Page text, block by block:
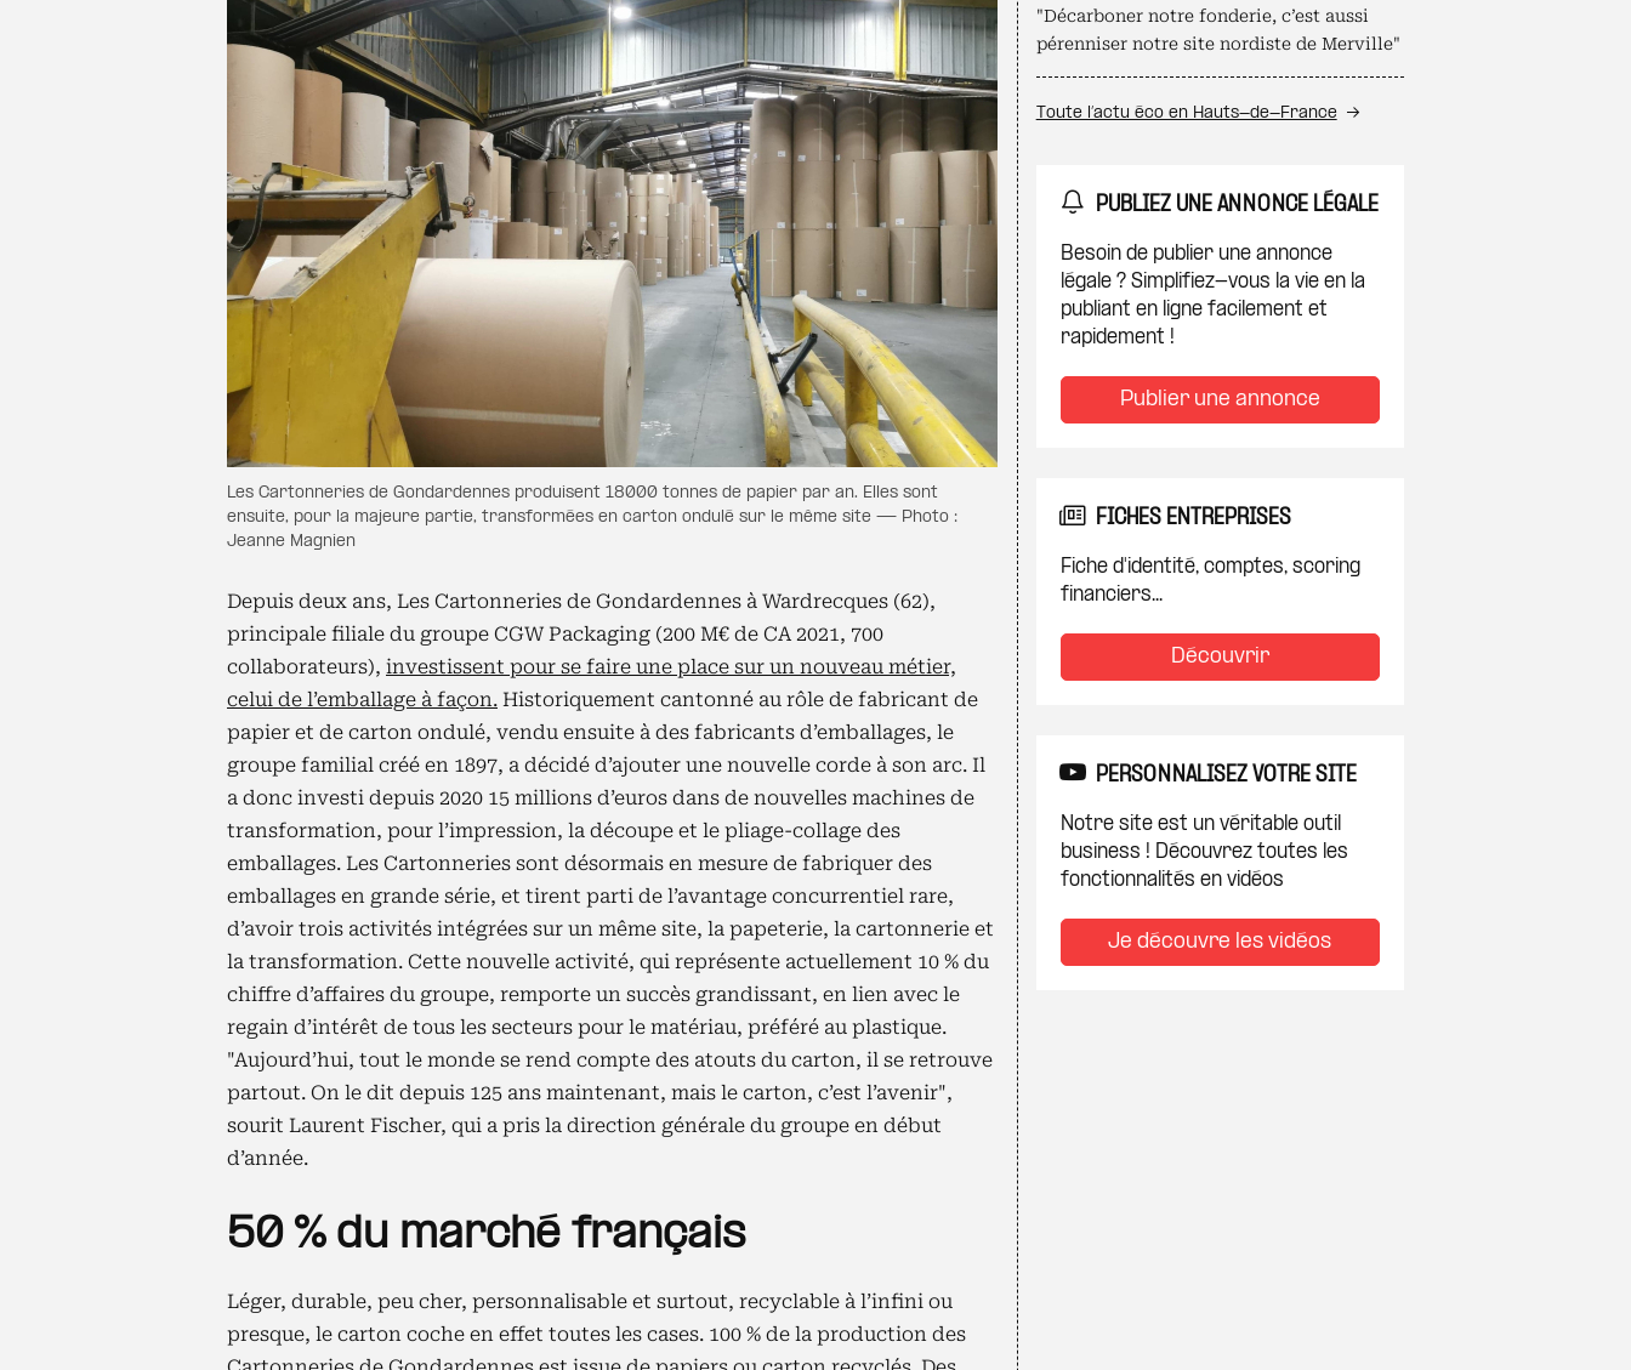
Les Cartonneries de Gondardennes produisent 18000 tonnes de papier par an. Elles sont
ensuite, pour la majeure partie, transformées en carton ondulé sur le même site — Photo :
Jeanne Magnien
Depuis deux ans, Les Cartonneries de Gondardennes à Wardrecques (62),
principale filiale du groupe CGW Packaging (200 M€ de CA 2021, 700
collaborateurs), investissent pour se faire une place sur un nouveau métier,
celui de l’emballage à façon. Historiquement cantonné au rôle de fabricant de
papier et de carton ondulé, vendu ensuite à des fabricants d’emballages, le
groupe familial créé en 1897, a décidé d’ajouter une nouvelle corde à son arc. Il
a donc investi depuis 2020 15 millions d’euros dans de nouvelles machines de
transformation, pour l’impression, la découpe et le pliage-collage des
emballages. Les Cartonneries sont désormais en mesure de fabriquer des
emballages en grande série, et tirent parti de l’avantage concurrentiel rare,
d’avoir trois activités intégrées sur un même site, la papeterie, la cartonnerie et
la transformation. Cette nouvelle activité, qui représente actuellement 10 % du
chiffre d’affaires du groupe, remporte un succès grandissant, en lien avec le
regain d’intérêt de tous les secteurs pour le matériau, préféré au plastique.
"Aujourd’hui, tout le monde se rend compte des atouts du carton, il se retrouve
partout. On le dit depuis 125 ans maintenant, mais le carton, c’est l’avenir",
sourit Laurent Fischer, qui a pris la direction générale du groupe en début
d’année.
50 % du marché français
Léger, durable, peu cher, personnalisable et surtout, recyclable à l’infini ou
presque, le carton coche en effet toutes les cases. 100 % de la production des
"Décarboner notre fonderie, c’est aussi
pérenniser notre site nordiste de Merville"
Toute l’actu éco en Hauts-de-France
PUBLIEZ UNE ANNONCE LÉGALE
Besoin de publier une annonce
légale ? Simplifiez-vous la vie en la
publiant en ligne facilement et
rapidement !
Publier une annonce
FICHES ENTREPRISES
Fiche d'identité, comptes, scoring
financiers...
Découvrir
PERSONNALISEZ VOTRE SITE
Notre site est un véritable outil
business ! Découvrez toutes les
fonctionnalités en vidéos
Je découvre les vidéos